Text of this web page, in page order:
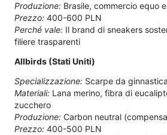
Produzione: Brasile, commercio equo
Prezzo: 400-600 PLN
Perché vale: Il brand di sneakers
filiere trasparenti
Allbirds (Stati Uniti)
Specializzazione: Scarpe da
Materiali: Lana merino, fibra di
zucchero
Produzione: Carbon neutral
Prezzo: 400-500 PLN